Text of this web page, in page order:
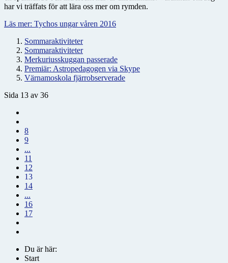
har vi träffats för att lära oss mer om rymden.
Läs mer: Tychos ungar våren 2016
Sommaraktiviteter
Sommaraktiviteter
Merkuriusskuggan passerade
Premiär: Astropedagogen via Skype
Värnamoskola fjärrobserverade
Sida 13 av 36
8
9
...
11
12
13
14
...
16
17
Du är här:
Start